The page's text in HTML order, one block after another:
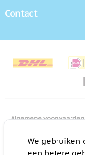
Contact
Algemene voorwaarden
Copyright Bedrukken.nl
We gebruiken
een betere